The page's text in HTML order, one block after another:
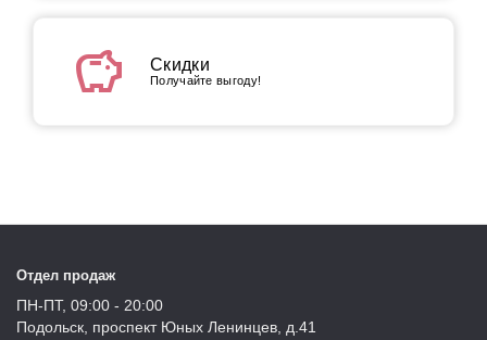
savings Скидки
Получайте выгоду!
Отдел продаж
ПН-ПТ, 09:00 - 20:00
Подольск, проспект Юных Ленинцев, д.41